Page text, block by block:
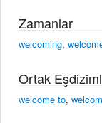
Zamanlar
welcoming,
Ortak
welcome to,